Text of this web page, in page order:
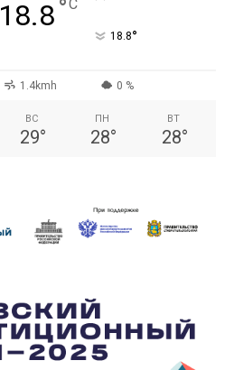
18.8°C
18.8°
1.4kmh 0 %
ВС
29°
ПН
28°
ВТ
28°